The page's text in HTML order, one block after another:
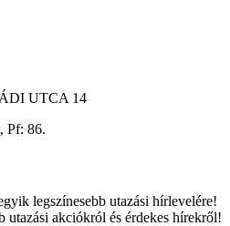
UTCA 14
Pf: 86.
legszínesebb utazási hírlevelére!
utazási akciókról és érdekes hírekről!